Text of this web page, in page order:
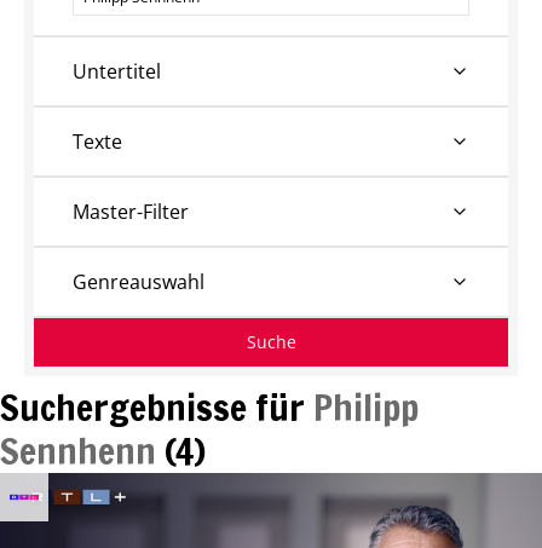
Suchergebnisse für Philipp
Sennhenn (4)
Untertitel
Texte
Master-Filter
Genreauswahl
Suche